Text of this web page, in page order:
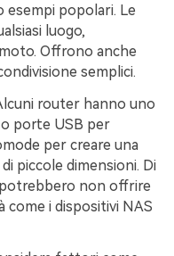
esempi popolari. Le
luogo,
Offrono anche
semplici.
router hanno uno
porte USB per
per creare una
piccole dimensioni. Di
non offrire
i dispositivi NAS